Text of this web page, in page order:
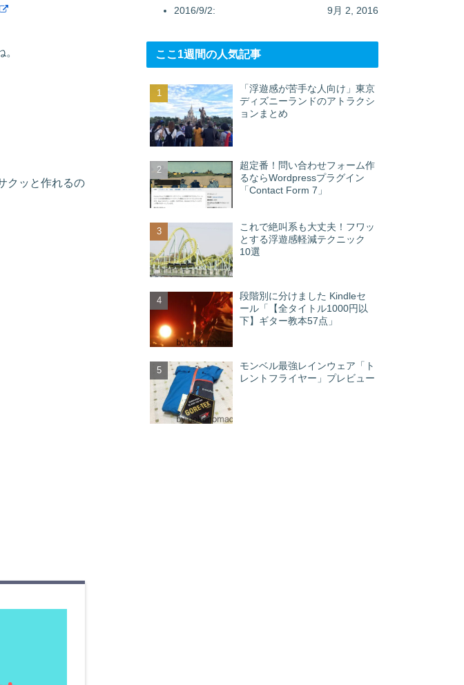
クッと作れるの
9月 2, 2016
2016/9/2:
ここ1週間の人気記事
「浮遊感が苦手な人向け」東京
ディズニーランドのアトラクシ
ョンまとめ
超定番！問い合わせフォーム作
るならWordpressプラグイン
「Contact Form 7」
これで絶叫系も大丈夫！フワッ
とする浮遊感軽減テクニック
10選
段階別に分けました Kindleセ
ール「【全タイトル1000円以
下】ギター教本57点」
モンベル最強レインウェア「ト
レントフライヤー」プレビュー